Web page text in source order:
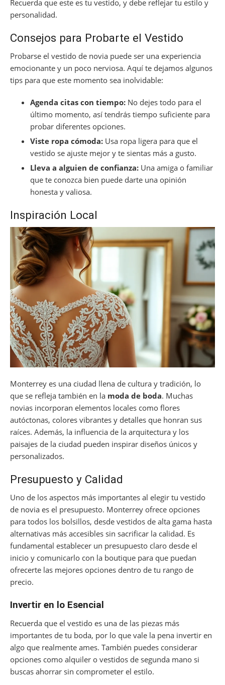
Recuerda que este es tu vestido, y debe reflejar tu estilo y
personalidad.
Consejos para Probarte el Vestido
Probarse el vestido de novia puede ser una experiencia
emocionante y un poco nerviosa. Aquí te dejamos algunos
tips para que este momento sea inolvidable:
Agenda citas con tiempo: No dejes todo para el
último momento, así tendrás tiempo suficiente para
probar diferentes opciones.
Viste ropa cómoda: Usa ropa ligera para que el
vestido se ajuste mejor y te sientas más a gusto.
Lleva a alguien de confianza: Una amiga o familiar
que te conozca bien puede darte una opinión
honesta y valiosa.
Inspiración Local
Monterrey es una ciudad llena de cultura y tradición, lo
que se refleja también en la moda de boda. Muchas
novias incorporan elementos locales como flores
autóctonas, colores vibrantes y detalles que honran sus
raíces. Además, la influencia de la arquitectura y los
paisajes de la ciudad pueden inspirar diseños únicos y
personalizados.
Presupuesto y Calidad
Uno de los aspectos más importantes al elegir tu vestido
de novia es el presupuesto. Monterrey ofrece opciones
para todos los bolsillos, desde vestidos de alta gama hasta
alternativas más accesibles sin sacrificar la calidad. Es
fundamental establecer un presupuesto claro desde el
inicio y comunicarlo con la boutique para que puedan
ofrecerte las mejores opciones dentro de tu rango de
precio.
Invertir en lo Esencial
Recuerda que el vestido es una de las piezas más
importantes de tu boda, por lo que vale la pena invertir en
algo que realmente ames. También puedes considerar
opciones como alquiler o vestidos de segunda mano si
buscas ahorrar sin comprometer el estilo.